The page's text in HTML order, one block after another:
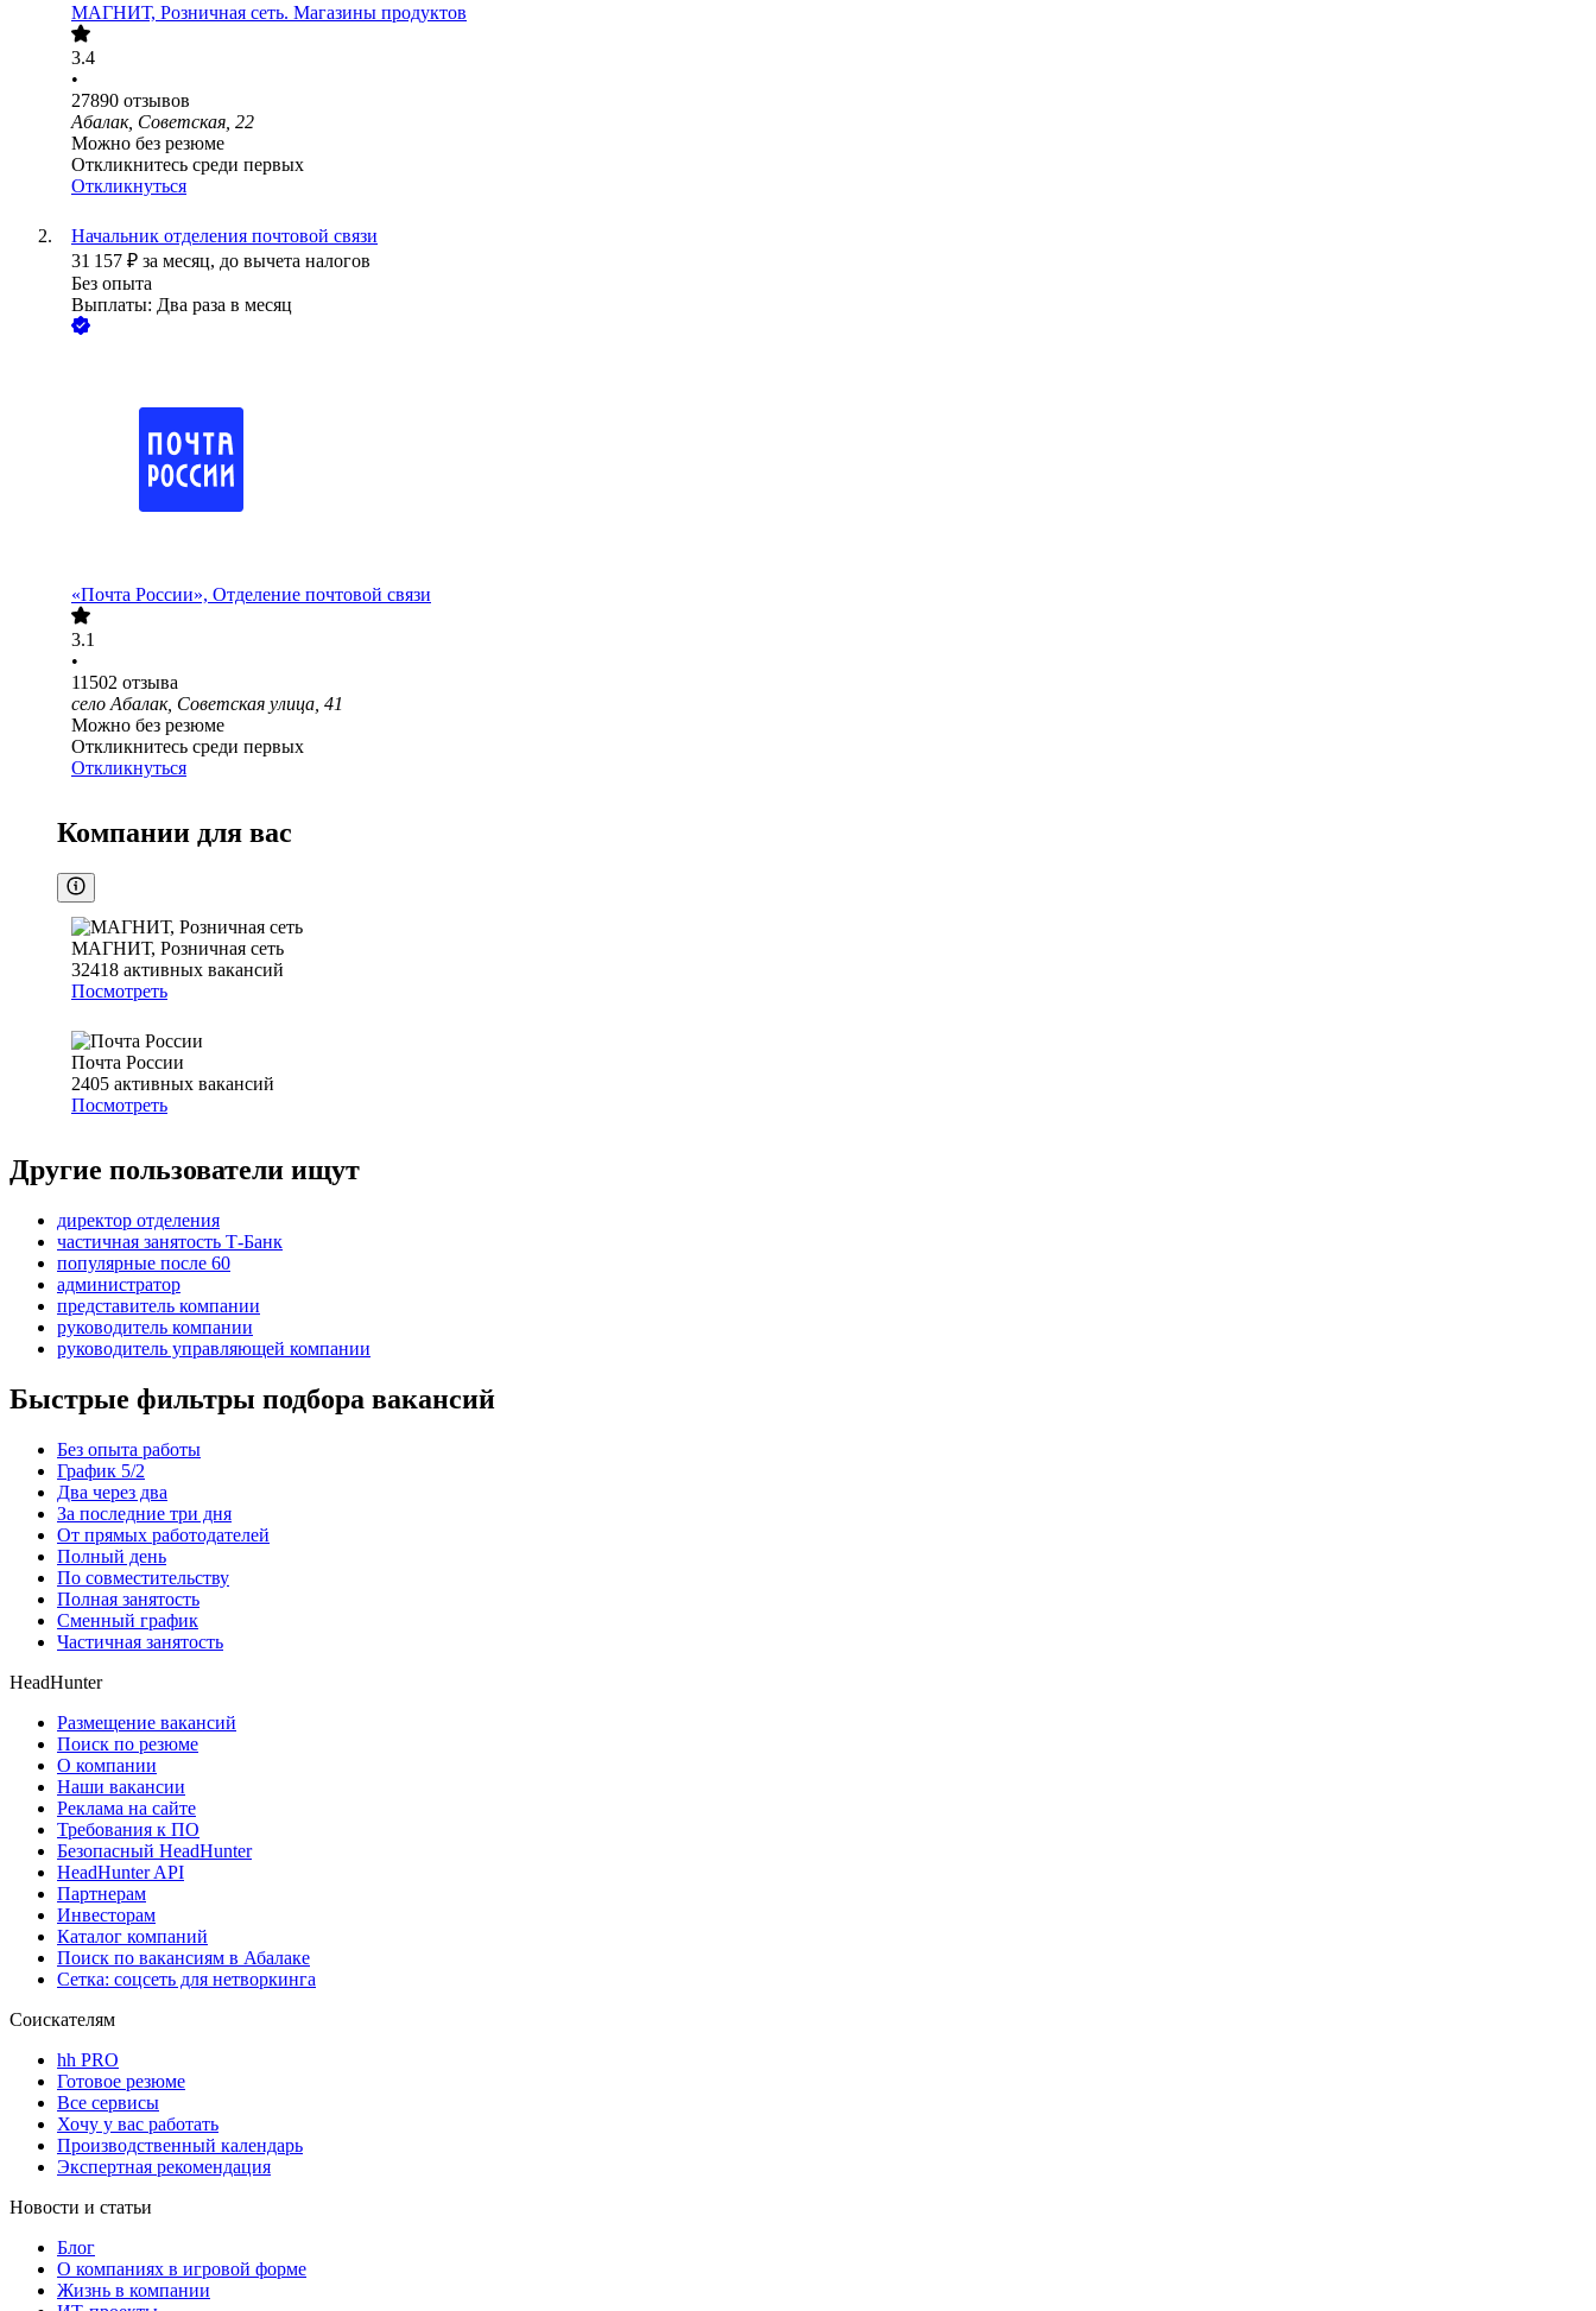
МАГНИТ, Розничная сеть. Магазины продуктов
3.4
•
27890 отзывов
Абалак, Советская, 22
Можно без резюме
Откликнитесь среди первых
Откликнуться
Начальник отделения почтовой связи
31 157 ₽ за месяц, до вычета налогов
Без опыта
Выплаты: Два раза в месяц
«Почта России», Отделение почтовой связи
3.1
•
11502 отзыва
село Абалак, Советская улица, 41
Можно без резюме
Откликнитесь среди первых
Откликнуться
Компании для вас
МАГНИТ, Розничная сеть
32418 активных вакансий
Посмотреть
Почта России
2405 активных вакансий
Посмотреть
Другие пользователи ищут
директор отделения
частичная занятость Т-Банк
популярные после 60
администратор
представитель компании
руководитель компании
руководитель управляющей компании
Быстрые фильтры подбора вакансий
Без опыта работы
График 5/2
Два через два
За последние три дня
От прямых работодателей
Полный день
По совместительству
Полная занятость
Сменный график
Частичная занятость
HeadHunter
Размещение вакансий
Поиск по резюме
О компании
Наши вакансии
Реклама на сайте
Требования к ПО
Безопасный HeadHunter
HeadHunter API
Партнерам
Инвесторам
Каталог компаний
Поиск по вакансиям в Абалаке
Сетка: соцсеть для нетворкинга
Соискателям
hh PRO
Готовое резюме
Все сервисы
Хочу у вас работать
Производственный календарь
Экспертная рекомендация
Новости и статьи
Блог
О компаниях в игровой форме
Жизнь в компании